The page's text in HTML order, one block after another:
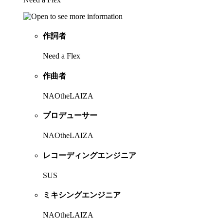
作詞者
Need a Flex
作曲者
NAOtheLAIZA
プロデューサー
NAOtheLAIZA
レコーディングエンジニア
SUS
ミキシングエンジニア
NAOtheLAIZA